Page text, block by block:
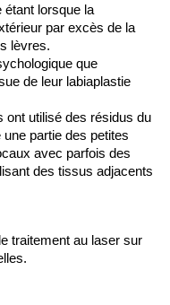
étant lorsque la
par excès de la
lèvres.
que
de leur labiaplastie
ont utilisé des résidus du
partie des petites
avec parfois des
des tissus adjacents
traitement au laser sur